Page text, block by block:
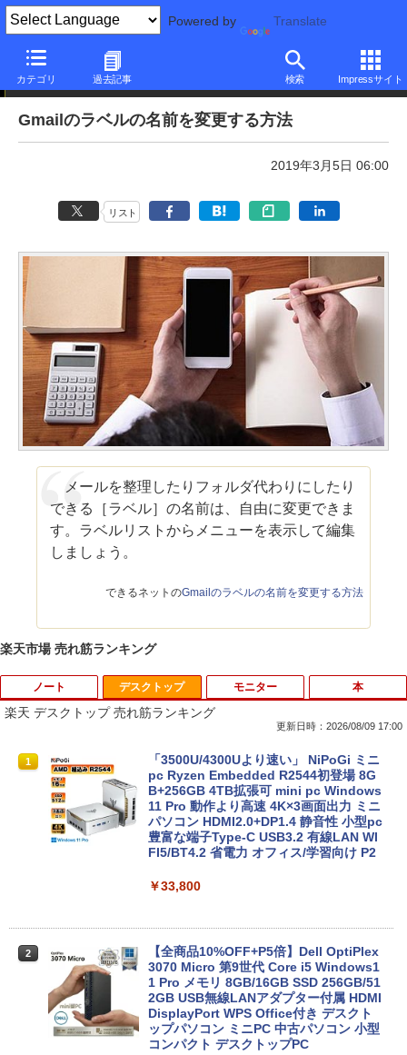
Powered by Translate
カテゴリ 過去記事 検索 Impressサイト
本日のできるネット
Gmailのラベルの名前を変更する方法
2019年3月5日 06:00
リスト
メールを整理したりフォルダ代わりにしたり
できる［ラベル］の名前は、自由に変更できま
す。ラベルリストからメニューを表示して編集
しましょう。
できるネットのGmailのラベルの名前を変更する方法
楽天市場 売れ筋ランキング
ノート
1
【今だけ】全品ポイント10倍 お買い物マ
ラソン★8/4～8/11★中古パソコン ノー
トPC Lenovo ThinkPad E590 Core i3 8
145U メモリ8GB / 16GB / 32GB SSD M.
2 PCIe256GB / 512GB / 1TB Windows1
1 Pro 64bit【送料無料】【1年保証】
【OSなし】 中古ノートパソコン 第8世代
Core i5 富士通 LIFEBOOK A579/B メモ
リ8GB HDD500GB 15.6インチ HDMI テ
ンキー DVD-ROM 初期設定済 すぐ使え
る 7日保証 送料無料 2営業日以内に発送
￥17,980
デスクトップ
楽天 デスクトップ 売れ筋ランキング
更新日時：2026/08/09 17:00
1
「3500U/4300Uより速い」 NiPoGi ミニ
pc Ryzen Embedded R2544初登場 8G
B+256GB 4TB拡張可 mini pc Windows
11 Pro 動作より高速 4K×3画面出力 ミニ
パソコン HDMI2.0+DP1.4 静音性 小型pc
豊富な端子Type-C USB3.2 有線LAN WI
FI5/BT4.2 省電力 オフィス/学習向け P2
￥33,800
2
【全商品10%OFF+P5倍】Dell OptiPlex
3070 Micro 第9世代 Core i5 Windows1
1 Pro メモリ 8GB/16GB SSD 256GB/51
2GB USB無線LANアダプター付属 HDMI
DisplayPort WPS Office付き デスクト
ップパソコン ミニPC 中古パソコン 小型
コンパクト デスクトップPC
モニター 本